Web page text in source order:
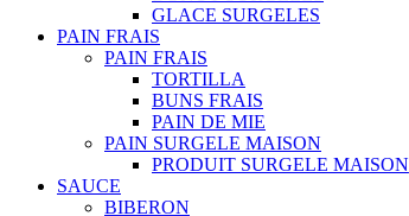
GLACE SURGELES
PAIN FRAIS
PAIN FRAIS
TORTILLA
BUNS FRAIS
PAIN DE MIE
PAIN SURGELE MAISON
PRODUIT SURGELE MAISON
SAUCE
BIBERON